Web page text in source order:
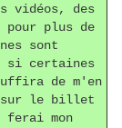
vidéos, des
plus de
sont
si certaines
de m'en
sur le billet
mon